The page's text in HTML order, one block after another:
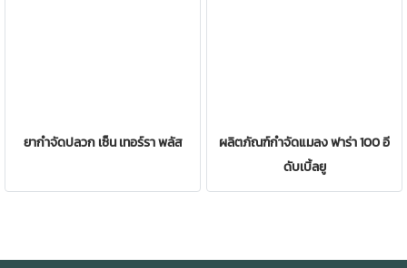
ยากำจัดปลวก เซ็น เทอร์รา พลัส
ผลิตภัณฑ์กำจัดแมลง ฟาร่า 100 อี
ดับเบิ้ลยู